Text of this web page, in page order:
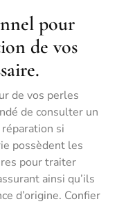
pour
de vos
de vos perles
de consulter un
si
possèdent les
pour traiter
ainsi qu’ils
d’origine. Confier